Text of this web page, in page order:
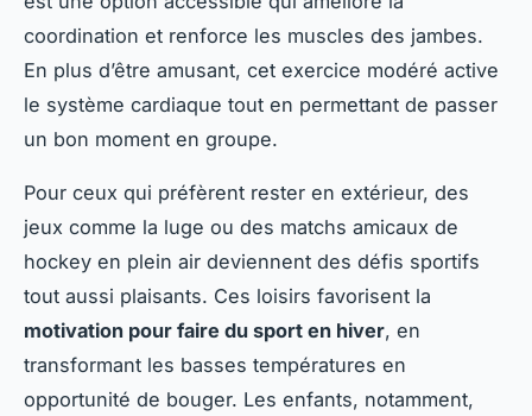
coordination et renforce les muscles des jambes.
En plus d’être amusant, cet exercice modéré active
le système cardiaque tout en permettant de passer
un bon moment en groupe.
Pour ceux qui préfèrent rester en extérieur, des
jeux comme la luge ou des matchs amicaux de
hockey en plein air deviennent des défis sportifs
tout aussi plaisants. Ces loisirs favorisent la
motivation pour faire du sport en hiver, en
transformant les basses températures en
opportunité de bouger. Les enfants, notamment,